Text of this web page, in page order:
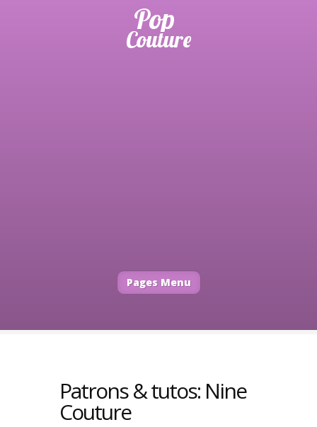
Pages Menu
Patrons & tutos: Nine
Couture